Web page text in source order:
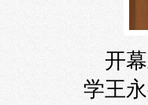
开
学王